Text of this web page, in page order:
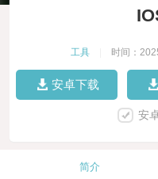
工具 时间：
安卓下载
安
简介